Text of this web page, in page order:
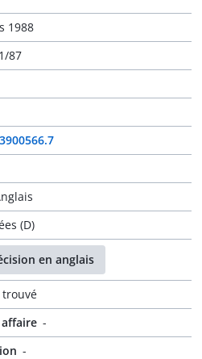
1988
87
(D)
en anglais
trouvé
-
-